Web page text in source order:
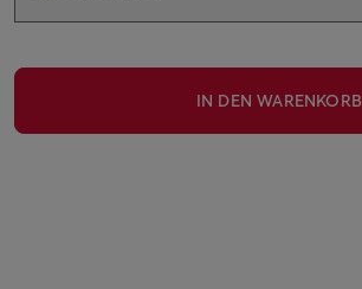
IN DEN WARENKORB